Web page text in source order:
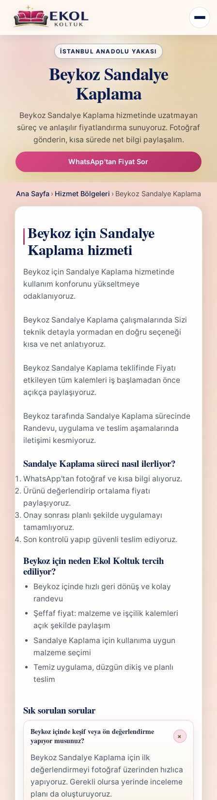
Beykoz Sandalye
Kaplama
Beykoz Sandalye Kaplama hizmetinde uzatmayan
süreç ve anlaşılır fiyatlandırma sunuyoruz. Fotoğraf
gönderin, kısa sürede net bilgi paylaşalım.
WhatsApp'tan Fiyat Sor
Ana Sayfa › Hizmet Bölgeleri › Beykoz Sandalye Kaplama
Beykoz için Sandalye
Kaplama hizmeti
Beykoz için Sandalye Kaplama hizmetinde
kullanım konforunu yükseltmeye
odaklanıyoruz.
Beykoz Sandalye Kaplama çalışmalarında Sizi
teknik detayla yormadan en doğru seçeneği
kısa ve net anlatıyoruz.
Beykoz Sandalye Kaplama teklifinde Fiyatı
etkileyen tüm kalemleri iş başlamadan önce
açıkça paylaşıyoruz.
Beykoz tarafında Sandalye Kaplama sürecinde
Randevu, uygulama ve teslim aşamalarında
iletişimi kesmiyoruz.
Sandalye Kaplama süreci nasıl ilerliyor?
WhatsApp'tan fotoğraf ve kısa bilgi alıyoruz.
Ürünü değerlendirip ortalama fiyatı
paylaşıyoruz.
Onay sonrası planlı şekilde uygulamayı
tamamlıyoruz.
Son kontrolü yapıp güvenli teslim ediyoruz.
Beykoz için neden Ekol Koltuk tercih
ediliyor?
Beykoz içinde hızlı geri dönüş ve kolay
randevu
Şeffaf fiyat: malzeme ve işçilik kalemleri
açık şekilde paylaşım
Sandalye Kaplama için kullanıma uygun
malzeme seçimi
Temiz uygulama, düzgün dikiş ve planlı
teslim
Sık sorulan sorular
Beykoz içinde keşif veya ön değerlendirme
yapıyor musunuz?
+
Beykoz Sandalye Kaplama için ilk
değerlendirmeyi fotoğraf üzerinden hızlıca
yapıyoruz. Gerekli olursa yerinde inceleme
planı da oluşturuyoruz.